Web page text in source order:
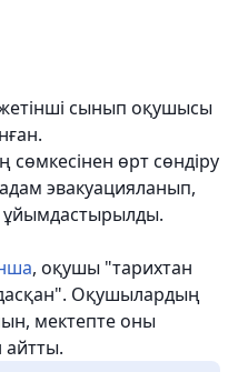
сынып оқушысы
өрт сөндіру
эвакуацияланып,
ұйымдастырылды.
, оқушы "тарихтан
Оқушылардың
мектепте оны